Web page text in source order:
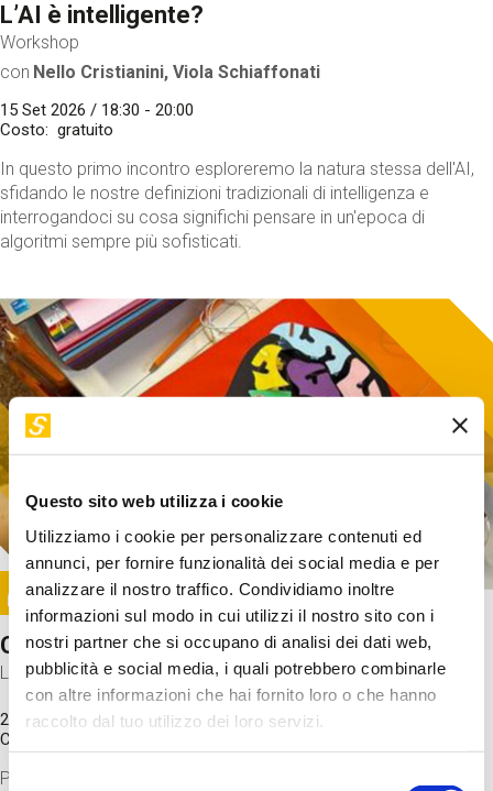
Questo sito web utilizza i cookie
Utilizziamo i cookie per personalizzare contenuti ed
annunci, per fornire funzionalità dei social media e per
analizzare il nostro traffico. Condividiamo inoltre
informazioni sul modo in cui utilizzi il nostro sito con i
nostri partner che si occupano di analisi dei dati web,
pubblicità e social media, i quali potrebbero combinarle
con altre informazioni che hai fornito loro o che hanno
raccolto dal tuo utilizzo dei loro servizi.
Selezione
L’AI è intelligente?
Workshop
con Nello Cristianini, Viola Schiaffonati
15 Set 2026 / 18:30 - 20:00
Costo
gratuito
In questo primo incontro esploreremo la natura stessa dell'AI,
sfidando le nostre definizioni tradizionali di intelligenza e
interrogandoci su cosa significhi pensare in un'epoca di
algoritmi sempre più sofisticati.
Image
SUNDAY@STEP
Come funziona il cervello?
Laboratorio
20 Set 2026 / 11:15 - 13:00
Costo
Proveremo a costruire un cervello in cartoncino cercando di